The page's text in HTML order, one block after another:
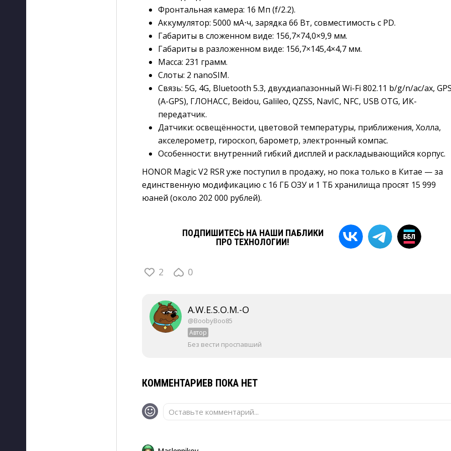
Фронтальная камера: 16 Мп (f/2.2).
Аккумулятор: 5000 мА⋅ч, зарядка 66 Вт, совместимость с PD.
Габариты в сложенном виде: 156,7×74,0×9,9 мм.
Габариты в разложенном виде: 156,7×145,4×4,7 мм.
Масса: 231 грамм.
Слоты: 2 nanoSIM.
Связь: 5G, 4G, Bluetooth 5.3, двухдиапазонный Wi-Fi 802.11 b/g/n/ac/ax,
(A-GPS), ГЛОНАСС, Beidou, Galileo, QZSS, NavIC, NFC, USB OTG, ИК-
передатчик.
Датчики: освещённости, цветовой температуры, приближения, Холла,
акселерометр, гироскоп, барометр, электронный компас.
Особенности: внутренний гибкий дисплей и раскладывающийся корпус.
HONOR Magic V2 RSR уже поступил в продажу, но пока только в Китае — за
единственную модификацию с 16 ГБ ОЗУ и 1 ТБ хранилища просят 15 999
юаней (около 202 000 рублей).
ПОДПИШИТЕСЬ НА НАШИ ПАБЛИКИ
ПРО ТЕХНОЛОГИИ!
2 0
A.W.E.S.O.M.-O
@BoobyBoo85
Автор
Без вести проспавший
КОММЕНТАРИЕВ ПОКА НЕТ
Оставьте комментарий...